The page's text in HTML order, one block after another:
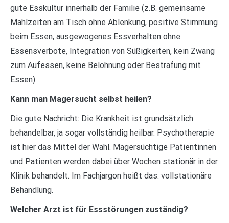
gute Esskultur innerhalb der Familie (z.B. gemeinsame
Mahlzeiten am Tisch ohne Ablenkung, positive Stimmung
beim Essen, ausgewogenes Essverhalten ohne
Essensverbote, Integration von Süßigkeiten, kein Zwang
zum Aufessen, keine Belohnung oder Bestrafung mit
Essen)
Kann man Magersucht selbst heilen?
Die gute Nachricht: Die Krankheit ist grundsätzlich
behandelbar, ja sogar vollständig heilbar. Psychotherapie
ist hier das Mittel der Wahl. Magersüchtige Patientinnen
und Patienten werden dabei über Wochen stationär in der
Klinik behandelt. Im Fachjargon heißt das: vollstationäre
Behandlung.
Welcher Arzt ist für Essstörungen zuständig?